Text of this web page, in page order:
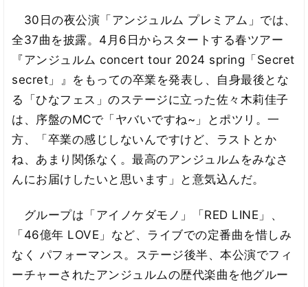
30日の夜公演「アンジュルム プレミアム」では、
全37曲を披露。4月6日からスタートする春ツアー
『アンジュルム concert tour 2024 spring「Secret
secret」』をもっての卒業を発表し、自身最後とな
る「ひなフェス」のステージに立った佐々木莉佳子
は、序盤のMCで「ヤバいですね~」とポツリ。一
方、「卒業の感じしないんですけど、ラストとか
ね、あまり関係なく。最高のアンジュルムをみなさ
んにお届けしたいと思います」と意気込んだ。
グループは「アイノケダモノ」「RED LINE」、
「46億年 LOVE」など、ライブでの定番曲を惜しみ
なく パフォーマンス。ステージ後半、本公演でフィ
ーチャーされたアンジュルムの歴代楽曲を他グルー